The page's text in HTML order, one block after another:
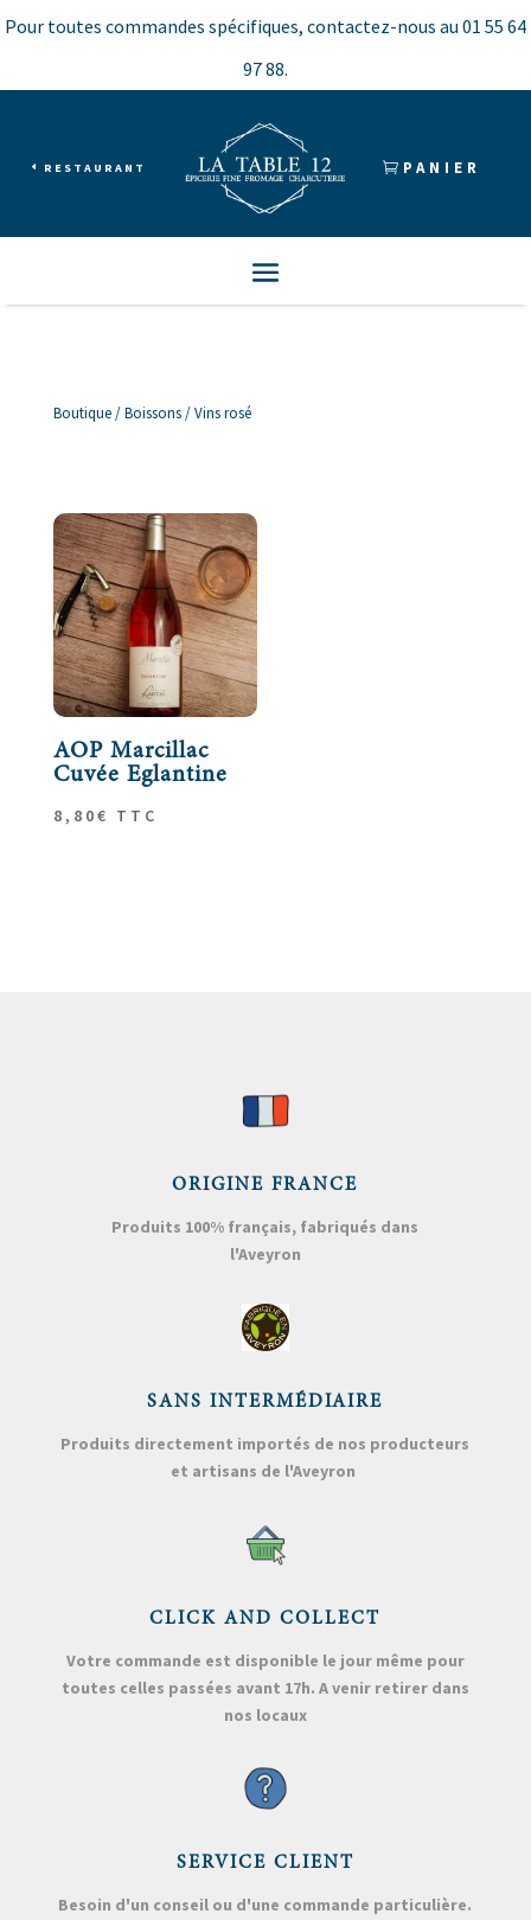
Pour toutes commandes spécifiques, contactez-nous au 01 55 64
97 88.
RESTAURANT PANIER
Boutique/Boissons/ Vins rosé
AOP Marcillac
Cuvée Eglantine
8,80€ TTC
ORIGINE FRANCE
Produits 100% français, fabriqués dans
l'Aveyron
SANS INTERMÉDIAIRE
Produits directement importés de nos producteurs
et artisans de l'Aveyron
CLICK AND COLLECT
Votre commande est disponible le jour même pour
toutes celles passées avant 17h. A venir retirer dans
nos locaux
SERVICE CLIENT
Besoin d'un conseil ou d'une commande particulière.